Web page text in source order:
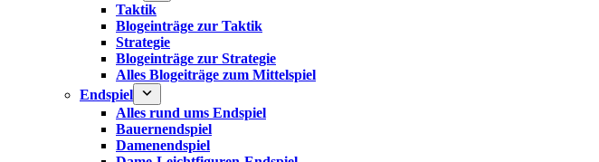
Taktik
Blogeinträge zur Taktik
Strategie
Blogeinträge zur Strategie
Alles Blogeiträge zum Mittelspiel
Endspiel
Alles rund ums Endspiel
Bauernendspiel
Damenendspiel